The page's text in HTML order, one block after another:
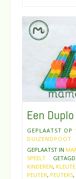
Een
GEPLAATST OP
DUIZENDPOOT
GEPLAATST IN
SPEELT
GETAGD
KINDEREN,
PEUTER, PEUTERS,